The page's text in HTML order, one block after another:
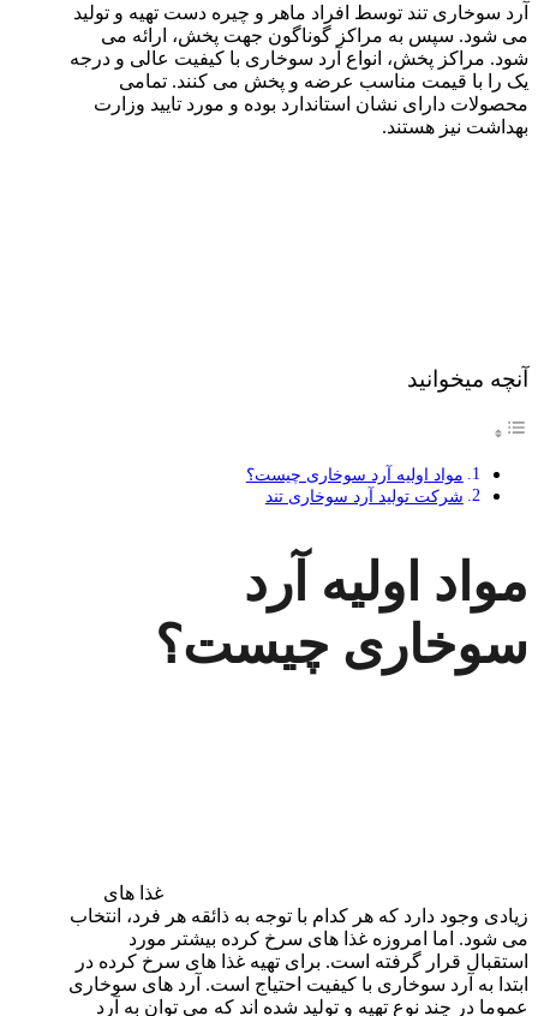
آرد سوخاری تند توسط افراد ماهر و چیره دست تهیه و تولید
می شود. سپس به مراکز گوناگون جهت پخش، ارائه می
شود. مراکز پخش، انواع آرد سوخاری با کیفیت عالی و درجه
یک را با قیمت مناسب عرضه و پخش می کنند. تمامی
محصولات دارای نشان استاندارد بوده و مورد تایید وزارت
بهداشت نیز هستند.
آنچه میخوانید
مواد اولیه آرد سوخاری چیست؟
شرکت تولید آرد سوخاری تند
مواد اولیه آرد
سوخاری چیست؟
غذا های
زیادی وجود دارد که هر کدام با توجه به ذائقه هر فرد، انتخاب
می شود. اما امروزه غذا های سرخ کرده بیشتر مورد
استقبال قرار گرفته است. برای تهیه غذا های سرخ کرده در
ابتدا به آرد سوخاری با کیفیت احتیاج است. آرد های سوخاری
عموما در چند نوع تهیه و تولید شده اند که می توان به آرد